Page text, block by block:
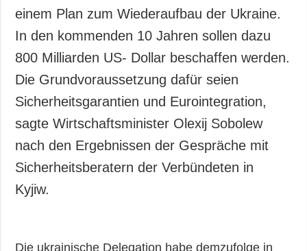
einem Plan zum Wiederaufbau der Ukraine.
In den kommenden 10 Jahren sollen dazu
800 Milliarden US- Dollar beschaffen werden.
Die Grundvoraussetzung dafür seien
Sicherheitsgarantien und Eurointegration,
sagte Wirtschaftsminister Olexij Sobolew
nach den Ergebnissen der Gespräche mit
Sicherheitsberatern der Verbündeten in
Kyjiw.
Die ukrainische Delegation habe demzufolge in